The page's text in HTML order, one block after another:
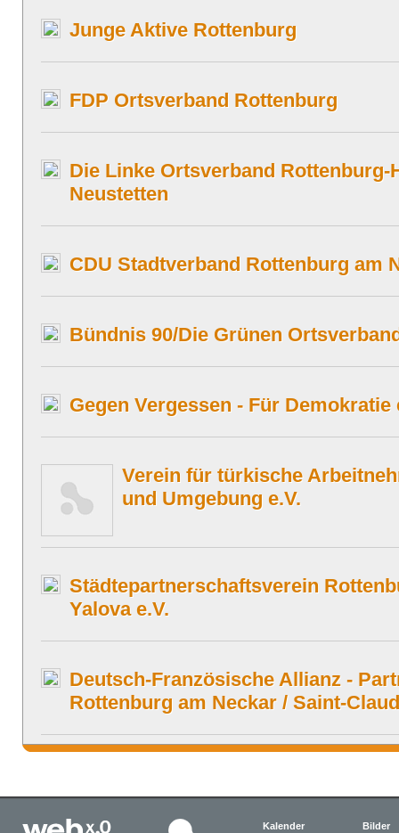
Junge Aktive Rottenburg
FDP Ortsverband Rottenburg
Die Linke Ortsverband
Neustetten
CDU Stadtverband Rottenburg am
Bündnis 90/Die Grünen
Gegen Vergessen - Für Demokratie
Verein für türkische
und Umgebung e.V.
Städtepartnerschaftsverein
Yalova e.V.
Deutsch-Französische Allianz -
Rottenburg am Neckar / Saint-
Kalender Bilder